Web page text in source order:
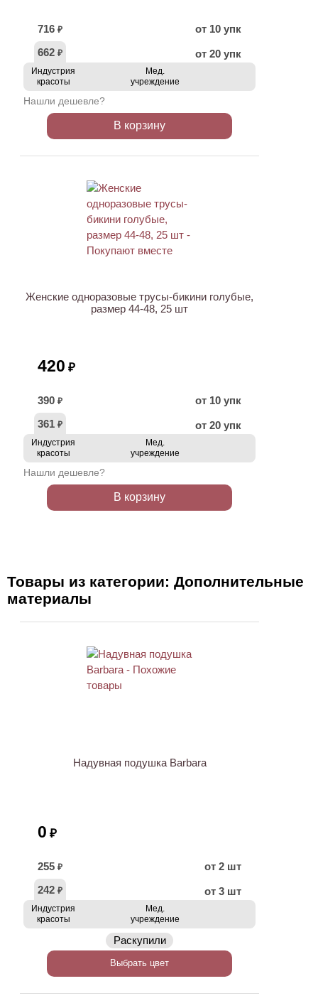
716 ₽
от 10 упк
662 ₽ от 20 упк
Индустрия
красоты
Мед.
учреждение
Нашли дешевле?
В корзину
Женские одноразовые трусы-бикини голубые,
размер 44-48, 25 шт
420 ₽
390 ₽
от 10 упк
361 ₽ от 20 упк
Индустрия
красоты
Мед.
учреждение
Нашли дешевле?
В корзину
Товары из категории: Дополнительные
материалы
Надувная подушка Barbara
0 ₽
255 ₽
от 2 шт
242 ₽ от 3 шт
Индустрия
красоты
Мед.
учреждение
Раскупили
Выбрать цвет